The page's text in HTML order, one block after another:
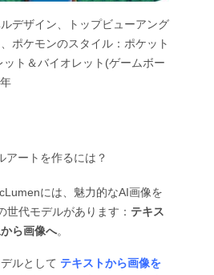
デザイン、トップビューアング
ポケモンのスタイル：ポケット
ト＆バイオレット(ゲームボー
アートを作るには？
には、魅力的なAI画像を
世代モデルがあります： テキス
ら画像へ。
ルとして テキストから画像を